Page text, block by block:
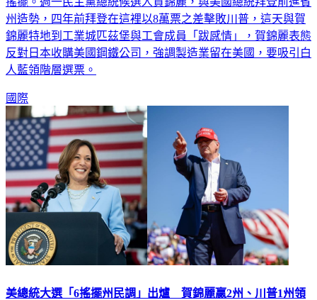
州造勢，四年前拜登在這裡以8萬票之差擊敗川普，這天與賀
錦麗特地到工業城匹茲堡與工會成員「跋感情」，賀錦麗表態
反對日本收購美國鋼鐵公司，強調製造業留在美國，要吸引白
人藍領階層選票。
國際
美總統大選「6搖擺州民調」出爐 賀錦麗贏2州、川普1州領